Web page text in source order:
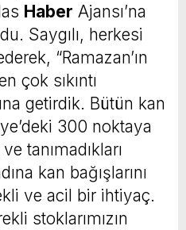
Haber Ajansı’na
Saygılı, herkesi
“Ramazan’ın
çok sıkıntı
getirdik. Bütün kan
300 noktaya
tanımadıkları
kan bağışlarını
ve acil bir ihtiyaç.
stoklarımızın